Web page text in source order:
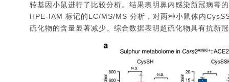
转基因小鼠进行了比较分析。结果表明鼻内感染新冠病毒
HPE-IAM 标记的LC/MS/MS 分析，对两种小鼠体内
硫化物的含量显著减少。综合数据表明超硫化物具有抗新